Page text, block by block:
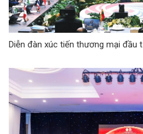
Diễn đàn xúc tiến thương mại đầu